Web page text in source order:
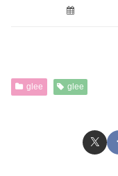
glee glee